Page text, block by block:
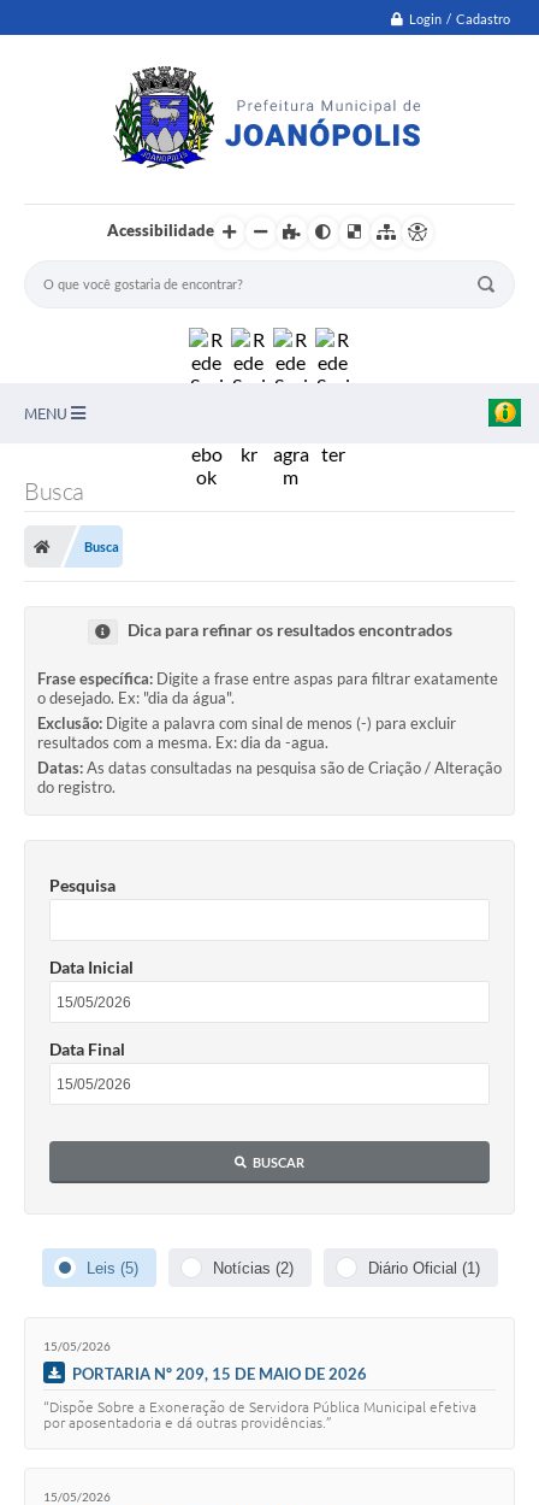
Login / Cadastro
Acessibilidade
MENU
Legislação
Transparência
Diário Oficial
Conselhos
Audiências Públicas
Arquivos para Download
Contas Públicas
Agenda
Busca
Busca
Dica para refinar os resultados encontrados
Frase específica: Digite a frase entre aspas para filtrar exatamente
o desejado. Ex: "dia da água".
Exclusão: Digite a palavra com sinal de menos (-) para excluir
resultados com a mesma. Ex: dia da -agua.
Datas:As datas consultadas na pesquisa são de Criação / Alteração
do registro.
Pesquisa
Data Inicial
Data Final
BUSCAR
Leis (5) Notícias (2) Diário Oficial (1)
15/05/2026
PORTARIA Nº 209, 15 DE MAIO DE 2026
“Dispõe Sobre a Exoneração de Servidora Pública Municipal efetiva
por aposentadoria e dá outras providências.”
15/05/2026